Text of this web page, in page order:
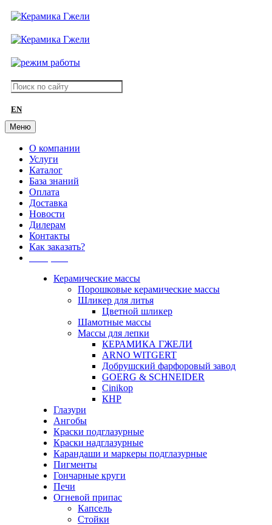
EN
Меню
О компании
Услуги
Каталог
База знаний
Оплата
Доставка
Новости
Дилерам
Контакты
Как заказать?
Керамические массы
Порошковые керамические массы
Шликер для литья
Цветной шликер
Шамотные массы
Массы для лепки
КЕРАМИКА ГЖЕЛИ
ARNO WITGERT
Добрушский фарфоровый завод
GOERG & SCHNEIDER
Cinikop
КНР
Глазури
Ангобы
Краски подглазурные
Краски надглазурные
Карандаши и маркеры подглазурные
Пигменты
Гончарные круги
Печи
Огневой припас
Капсель
Стойки